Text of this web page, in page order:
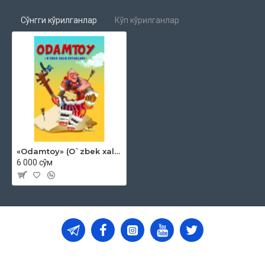
Сўнгги кўрилганлар Кўп кўрилганлар
«Odamtoy» (O`zbek xalq ertaklari)
6 000 сўм